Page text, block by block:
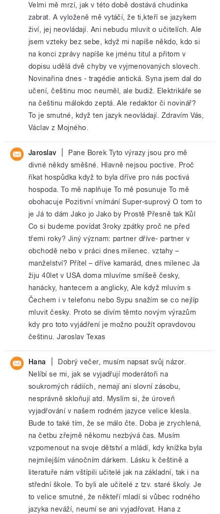
Velmi mě mrzí, jak v této době dostává chudinka
zabrat. A vyloženě mě vytáčí, že ti,kteří se jazykem
živí, jej neovládají. Ani nebudu mluvit o učitelích. Ale
jsem vzteky bez sebe, když mi napíše někdo, kdo si
na konci zprávy napíše ke jménu titul a přitom v
dopisu udělá dvě chyby ve vyjmenovaných slovech.
Novinařina dnes - tragédie antická. Syna jsem dal do
učení, češtinu moc neuměl, ale budiž. Elektrikáře se
na češtinu málokdo zeptá. Ale redaktor či novinář?
To je smutné, když ten jazyk neovládají. Zdravím Vás,
Václav z Mojného.
Jaroslav
Pane Borek Tyto výrazy jsou pro mě
divné někdy směšné. Hlavně nejsou poctive. Proč
říkat hospůdka když to byla dříve pro nás poctivá
hospoda. To mě naplňuje To mě posunuje To mě
obohacuje Pozitivní vnímání Super-suprový O tom to
je Já to dám Jako jo Jako by Prostě Přesně tak Kůl
Co si budeme povídat 3roky zpátky proč ne před
třemi roky? Jiný význam: partner dříve- partner v
obchodě nebo v práci dnes milenec. vztahy –
manželství? Přítel – dříve kamarád, dnes milenec Ja
žiju 40let v USA doma mluvíme smíšeě česky,
hanácky, hantecem a anglicky, Ale když mluvím s
Čechem i v telefonu nebo Sypu snažím se co nejlíp
mluvit česky. Proto se divím těmto novým výrazům
kdy pro toto vyjádření je možno použít opravdovou
češtinu. Jaroslav Texas
Hana
Dobrý večer, musím napsat svůj názor.
Nelíbí se mi, jak se vyjadřují moderátoři na
soukromých rádiích, nemají ani slovní zásobu,
nesprávně skloňují atd. Myslím si, že úroveň
vyjadřování v našem rodném jazyce velice klesla.
Bude to také tím, že se málo čte. Doba je zrychlená,
na četbu zřejmě někomu nezbývá čas. Musím
vzpomenout na svoje dětství a mládí, kdy knížka byla
nejmilejším vánočním dárkem. Lásku k češtině a
literatuře nám vštípili učitelé jak na základní, tak i na
střední škole. To byli ale učitelé z tzv. staré školy. Je
to velice smutné, že někteří mladí si vůbec rodného
jazyka neváží, neumí se ani vyjadřovat. Hana z